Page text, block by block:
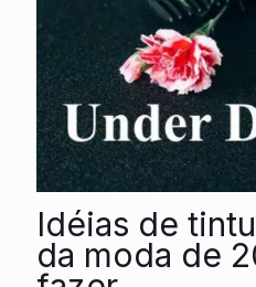
Idéias de
da moda de